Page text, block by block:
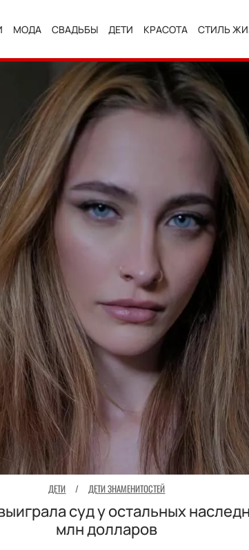
МОДА СВАДЬБЫ ДЕТИ КРАСОТА СТИЛЬ
ДЕТИ / ДЕТИ ЗНАМЕНИТОСТЕЙ
суд у остальных
млн долларов